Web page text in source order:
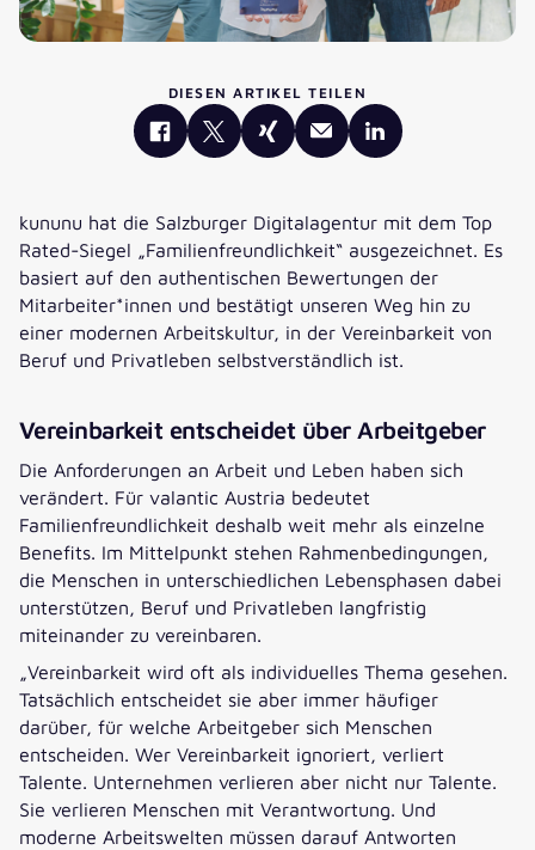
DIESEN ARTIKEL TEILEN
kununu hat die Salzburger Digitalagentur mit dem Top
Rated-Siegel „Familienfreundlichkeit“ ausgezeichnet. Es
basiert auf den authentischen Bewertungen der
Mitarbeiter*innen und bestätigt unseren Weg hin zu
einer modernen Arbeitskultur, in der Vereinbarkeit von
Beruf und Privatleben selbstverständlich ist.
Vereinbarkeit entscheidet über Arbeitgeber
Die Anforderungen an Arbeit und Leben haben sich
verändert. Für valantic Austria bedeutet
Familienfreundlichkeit deshalb weit mehr als einzelne
Benefits. Im Mittelpunkt stehen Rahmenbedingungen,
die Menschen in unterschiedlichen Lebensphasen dabei
unterstützen, Beruf und Privatleben langfristig
miteinander zu vereinbaren.
„Vereinbarkeit wird oft als individuelles Thema gesehen.
Tatsächlich entscheidet sie aber immer häufiger
darüber, für welche Arbeitgeber sich Menschen
entscheiden. Wer Vereinbarkeit ignoriert, verliert
Talente. Unternehmen verlieren aber nicht nur Talente.
Sie verlieren Menschen mit Verantwortung. Und
moderne Arbeitswelten müssen darauf Antworten